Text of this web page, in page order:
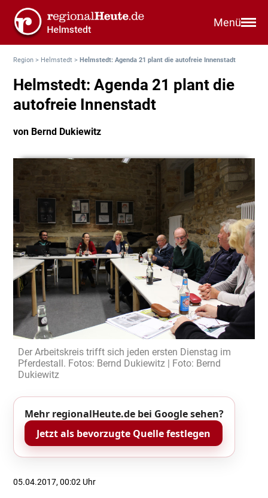
Menü
Region > Helmstedt >Helmstedt: Agenda 21 plant die autofreie Innenstadt
Helmstedt: Agenda 21 plant die
autofreie Innenstadt
von Bernd Dukiewitz
Der Arbeitskreis trifft sich jeden ersten Dienstag im
Pferdestall. Fotos: Bernd Dukiewitz | Foto: Bernd
Dukiewitz
Mehr regionalHeute.de bei Google sehen?
Jetzt als bevorzugte Quelle festlegen
05.04.2017, 00:02 Uhr